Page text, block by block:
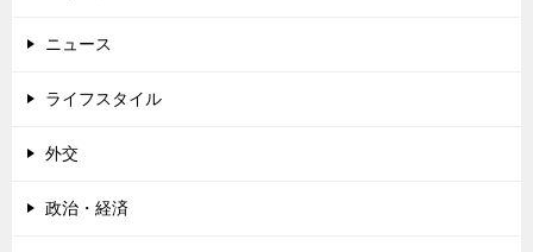
ニュース
ライフスタイル
外交
政治・経済